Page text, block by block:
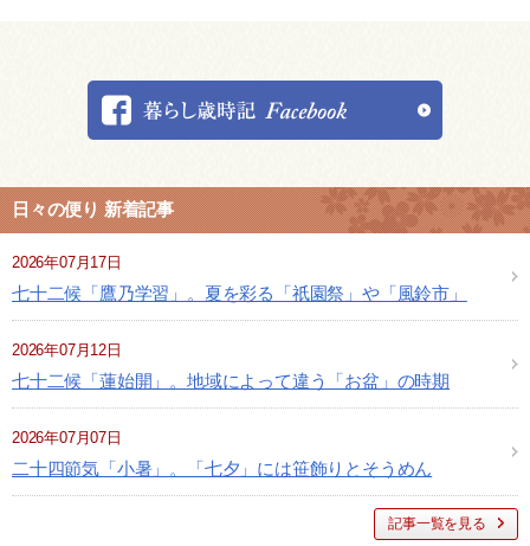
日々の便り 新着記事
2026年07月17日
七十二候「鷹乃学習」。夏を彩る「祇園祭」や「風鈴市」
2026年07月12日
七十二候「蓮始開」。地域によって違う「お盆」の時期
2026年07月07日
二十四節気「小暑」。「七夕」には笹飾りとそうめん
記事一覧を見る